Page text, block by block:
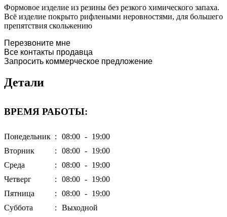
Формовое изделие из резины без резкого химического запаха.
Всё изделие покрыто рифлеными неровностями, для большего
препятствия скольжению
Перезвоните мне
Все контакты продавца
Запросить коммерческое предложение
Детали
ВРЕМЯ РАБОТЫ:
Понедельник : 08:00 - 19:00
Вторник
: 08:00 - 19:00
Среда
: 08:00 - 19:00
Четверг
: 08:00 - 19:00
Пятница
: 08:00 - 19:00
Суббота
:
Выходной